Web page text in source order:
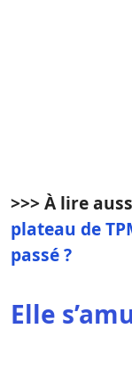
>>> À lire
plateau de
passé ?
Elle